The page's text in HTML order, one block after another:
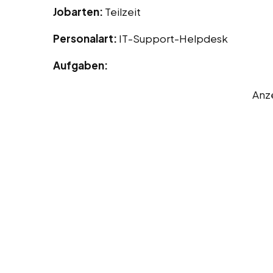
Jobarten: Teilzeit
Personalart: IT-Support-Helpdesk
Aufgaben: